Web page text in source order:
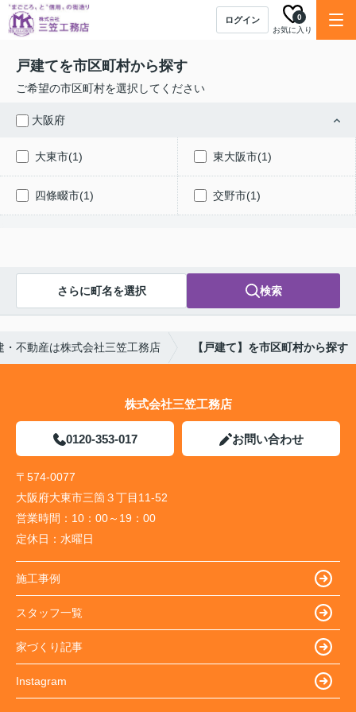
ログイン
お気に入り
0
戸建てを市区町村から探す
ご希望の市区町村を選択してください
大阪府
大東市(1) 東大阪市(1)
四條畷市(1) 交野市(1)
さらに町名を選択 検索
不動産は株式会社三笠工務店 【戸建て】を市区町村から探す
株式会社三笠工務店
0120-353-017 お問い合わせ
〒574-0077
大阪府大東市三箇３丁目11-52
営業時間： 10：00～19：00
定休日： 水曜日
施工事例
スタッフ一覧
家づくり記事
Instagram